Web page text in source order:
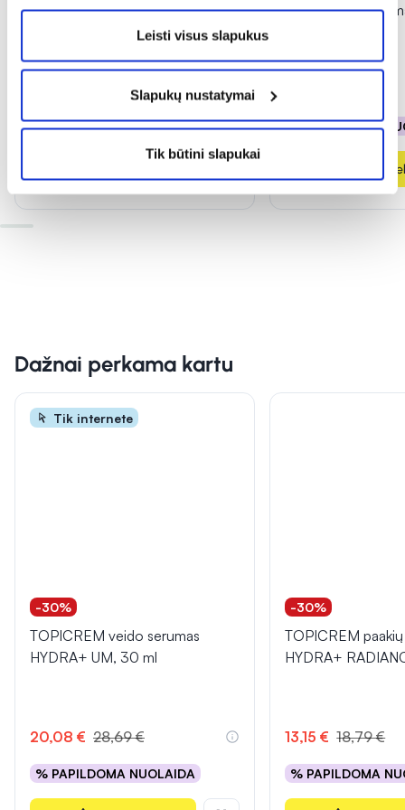
Leisti visus slapukus
Slapukų nustatymai
Tik būtini slapukai
DELIA veido kremas DERMO
Įvertinimas 5.0 iš 5
% PAPILDOMA NUOLAIDA
DELIA lūpų
Įvertinimas 5.0 iš 5
% PAPILDOMA
Į
Dažnai perkama kartu
Tik internete
-30%
TOPICREM veido serumas
HYDRA+ UM, 30 ml
20,08 € 28,69 €
% PAPILDOMA NUOLAIDA
-30%
TOPICREM
HYDRA+
13,15 € 18,79 €
% PAPILDOMA